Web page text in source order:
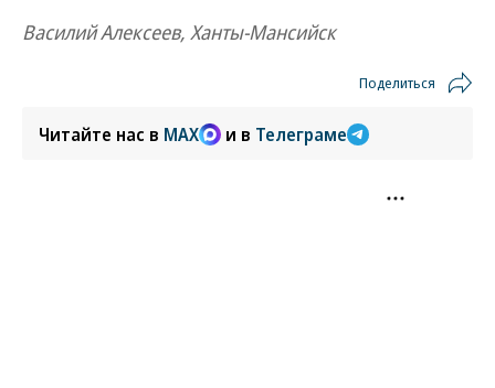
Василий Алексеев, Ханты-Мансийск
Поделиться
Читайте нас в MAX и в Телеграме